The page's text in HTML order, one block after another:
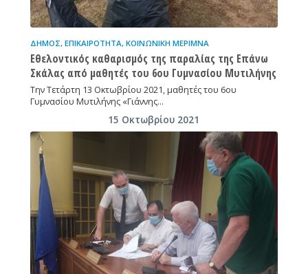
ΔΉΜΟΣ, ΕΠΙΚΑΙΡΌΤΗΤΑ, ΚΟΙΝΩΝΙΚΉ ΜΈΡΙΜΝΑ
Εθελοντικός καθαρισμός της παραλίας της Επάνω
Σκάλας από μαθητές του 6ου Γυμνασίου Μυτιλήνης
Την Τετάρτη 13 Οκτωβρίου 2021, μαθητές του 6ου
Γυμνασίου Μυτιλήνης «Γιάννης…
15 Οκτωβρίου 2021